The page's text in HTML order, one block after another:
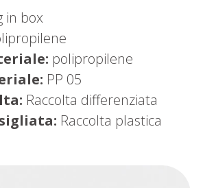
in box
polipropilene
PP 05
Raccolta differenziata
Raccolta plastica